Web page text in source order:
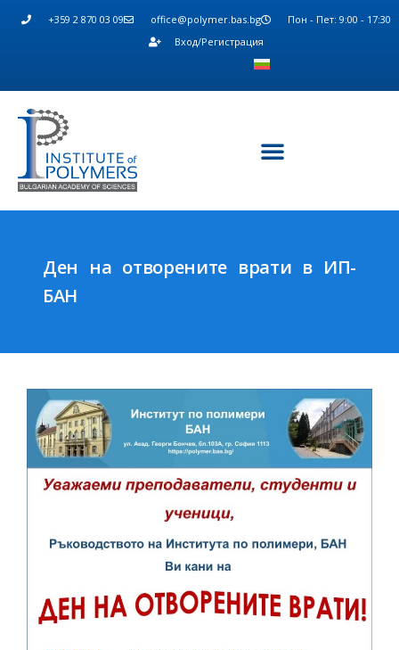
+359 2 870 03 09 office@polymer.bas.bg
Пон - Пет: 9:00 - 17:30
Вход/Регистрация
Ден на отворените врати в ИП-
БАН